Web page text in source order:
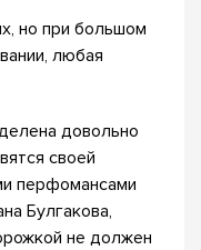
но при большом
любая
довольно
своей
перфомансами
Булгакова,
не должен